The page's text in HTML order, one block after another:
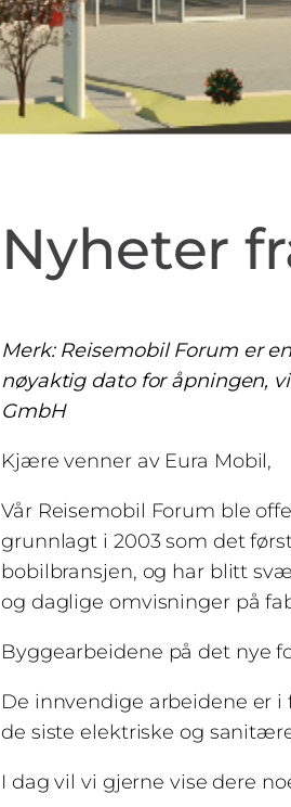
Nyheter
Merk: Reisemobil Forum er
nøyaktig dato for åpningen,
GmbH
Kjære venner av Eura Mobil,
Vår Reisemobil Forum ble
grunnlagt i 2003 som det
bobilbransjen, og har blitt
og daglige omvisninger på
Byggearbeidene på det nye
De innvendige arbeidene er
de siste elektriske og
I dag vil vi gjerne vise dere